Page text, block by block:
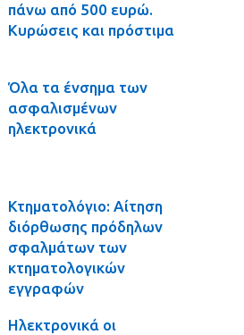
πάνω από 500 ευρώ.
Κυρώσεις και πρόστιμα
Όλα τα ένσημα των
ασφαλισμένων
ηλεκτρονικά
Κτηματολόγιο: Αίτηση
διόρθωσης πρόδηλων
σφαλμάτων των
κτηματολογικών
εγγραφών
Ηλεκτρονικά οι